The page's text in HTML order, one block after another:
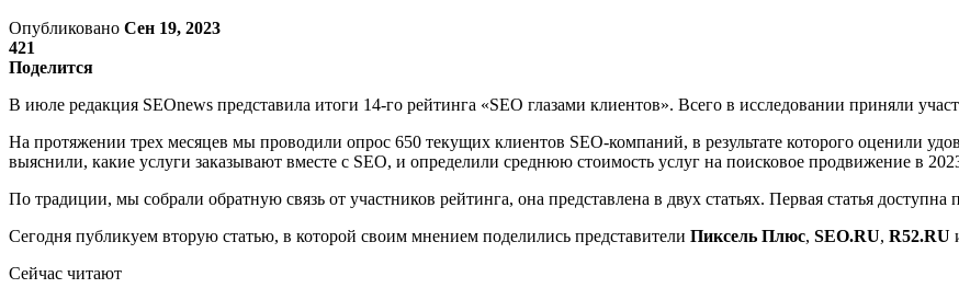
Опубликовано Сен 19, 2023
421
Поделится
В июле редакция SEOnews представила итоги 14-го рейтинга «SEO глазами клиентов». Всего в исследовании приняли
На протяжении трех месяцев мы проводили опрос 650 текущих клиентов SEO-компаний, в результате которого оценили
выяснили, какие услуги заказывают вместе с SEO, и определили среднюю стоимость услуг на поисковое продвижение в
По традиции, мы собрали обратную связь от участников рейтинга, она представлена в двух статьях. Первая статья доступна
Сегодня публикуем вторую статью, в которой своим мнением поделились представители Пиксель Плюс, SEO.RU, R52.RU
Сейчас читают